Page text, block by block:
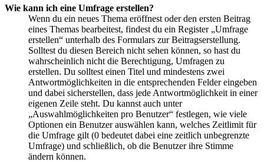
Wie kann ich eine Umfrage erstellen?
Wenn du ein neues Thema eröffnest oder den ersten Beitrag
eines Themas bearbeitest, findest du ein Register „Umfrage
erstellen“ unterhalb des Formulars zur Beitragserstellung.
Solltest du diesen Bereich nicht sehen können, so hast du
wahrscheinlich nicht die Berechtigung, Umfragen zu
erstellen. Du solltest einen Titel und mindestens zwei
Antwortmöglichkeiten in die entsprechenden Felder eingeben
und dabei sicherstellen, dass jede Antwortmöglichkeit in einer
eigenen Zeile steht. Du kannst auch unter
„Auswahlmöglichkeiten pro Benutzer“ festlegen, wie viele
Optionen ein Benutzer auswählen kann, welches Zeitlimit für
die Umfrage gilt (0 bedeutet dabei eine zeitlich unbegrenzte
Umfrage) und schließlich, ob die Benutzer ihre Stimme
ändern können.